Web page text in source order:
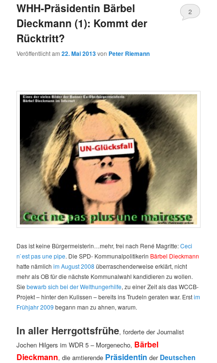
WHH-Präsidentin Bärbel
Dieckmann (1): Kommt der
Rücktritt?
Veröffentlicht am22. Mai 2013von Peter Riemann
2
Das ist keine Bürgermeisterin…mehr, frei nach René Magritte:Ceci
n`est pas une pipe. Die SPD- Kommunalpolitikerin Bärbel Dieckmann
hatte nämlichim August 2008 überraschenderweise erklärt, nicht
mehr als OB für die nächste Kommunalwahl kandidieren zu wollen.
Sie bewarb sich bei der Welthungerhilfe, zu einer Zeit als das WCCB-
Projekt – hinter den Kulissen – bereits ins Trudeln geraten war. Erstim
Frühjahr 2009 begann man zu ahnen, warum.
In aller Herrgottsfrühe, forderte der Journalist
Jochen Hilgers im WDR 5 – Morgenecho, Bärbel
Dieckmann, die amtierende Präsidentinder Deutschen